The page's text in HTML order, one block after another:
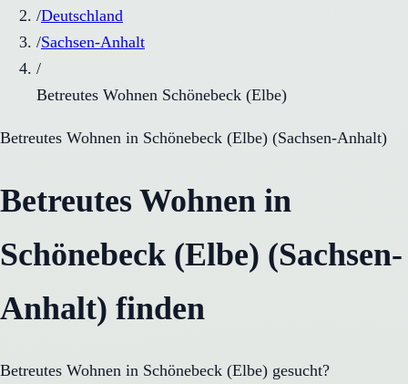
/Deutschland
/Sachsen-Anhalt
/
Betreutes Wohnen Schönebeck (Elbe)
Betreutes Wohnen in Schönebeck (Elbe) (Sachsen-Anhalt)
Betreutes Wohnen in
Schönebeck (Elbe) (Sachsen-
Anhalt) finden
Betreutes Wohnen in Schönebeck (Elbe) gesucht?